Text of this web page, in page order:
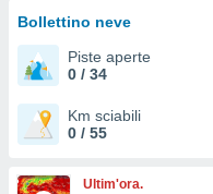
Web
le
Bollettino neve
Piste aperte
0 / 34
Km sciabili
0 / 55
Ultim'ora.